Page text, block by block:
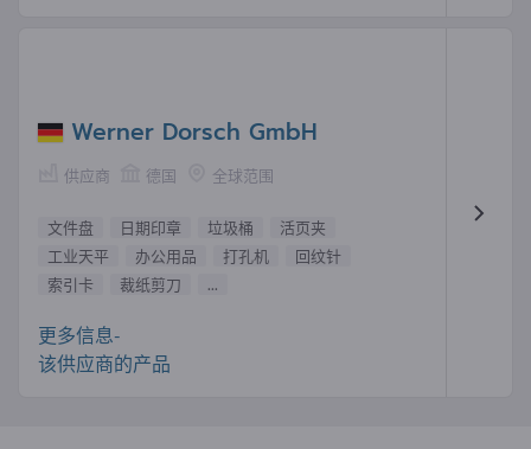
Werner Dorsch GmbH
供应商 德国 全球范围
文件盘 日期印章 垃圾桶
活页夹
工业天平
办公用品 打孔机
回纹针
索引卡
裁纸剪刀 ...
更多信息-
该供应商的产品